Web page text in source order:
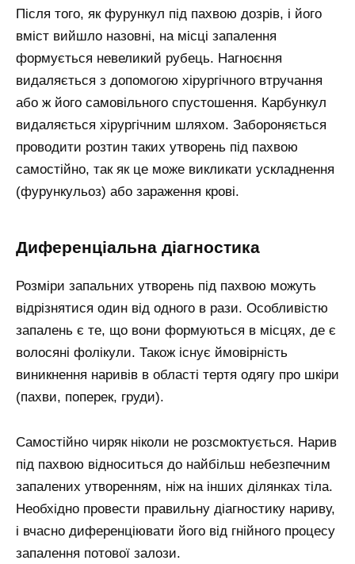
Після того, як фурункул під пахвою дозрів, і його
вміст вийшло назовні, на місці запалення
формується невеликий рубець. Нагноєння
видаляється з допомогою хірургічного втручання
або ж його самовільного спустошення. Карбункул
видаляється хірургічним шляхом. Забороняється
проводити розтин таких утворень під пахвою
самостійно, так як це може викликати ускладнення
(фурункульоз) або зараження крові.
Диференціальна діагностика
Розміри запальних утворень під пахвою можуть
відрізнятися один від одного в рази. Особливістю
запалень є те, що вони формуються в місцях, де є
волосяні фолікули. Також існує ймовірність
виникнення наривів в області тертя одягу про шкіри
(пахви, поперек, груди).
Самостійно чиряк ніколи не розсмоктується. Нарив
під пахвою відноситься до найбільш небезпечним
запалених утворенням, ніж на інших ділянках тіла.
Необхідно провести правильну діагностику нариву,
і вчасно диференціювати його від гнійного процесу
запалення потової залози.